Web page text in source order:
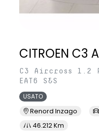
CITROEN C3
C3 Aircross 1.2
EAT6 S&S
USATO
Renord Inzago
46.212 Km